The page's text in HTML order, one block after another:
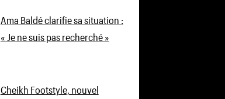
Ama Baldé clarifie sa situation :
« Je ne suis pas recherché »
Cheikh Footstyle, nouvel